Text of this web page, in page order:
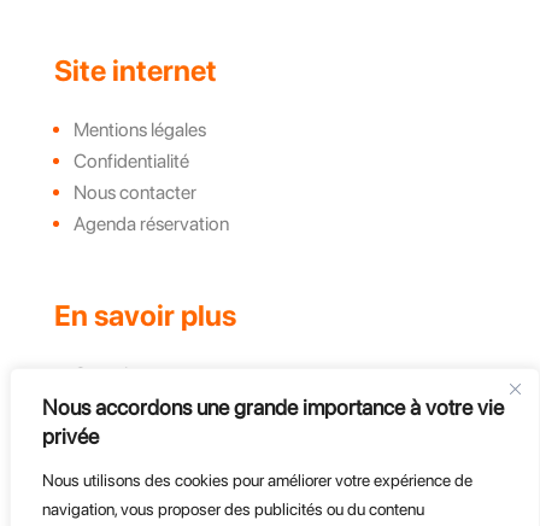
Nous accordons une grande importance à votre vie
privée
Nous utilisons des cookies pour améliorer votre expérience de
navigation, vous proposer des publicités ou du contenu
Site internet
Mentions légales
Confidentialité
Nous contacter
Agenda réservation
En savoir plus
Complexe
Actualités et évènements
Challenges
Groupe, CE et Entreprises
Course d'endurance